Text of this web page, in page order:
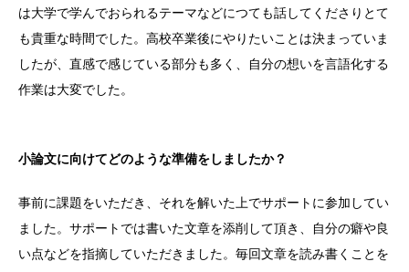
は大学で学んでおられるテーマなどにつても話してくださりとて
も貴重な時間でした。高校卒業後にやりたいことは決まっていま
したが、直感で感じている部分も多く、自分の想いを言語化する
作業は大変でした。
小論文に向けてどのような準備をしましたか？
事前に課題をいただき、それを解いた上でサポートに参加してい
ました。サポートでは書いた文章を添削して頂き、自分の癖や良
い点などを指摘していただきました。毎回文章を読み書くことを